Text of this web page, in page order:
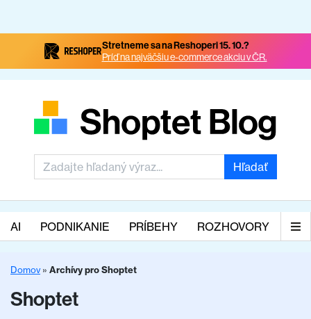
Stretneme sa na Reshoperi 15. 10.?
Príď na najväčšiu e-commerce akciu v ČR.
Hľadať
AI PODNIKANIE PRÍBEHY ROZHOVORY
Domov» Archívy pro Shoptet
Shoptet